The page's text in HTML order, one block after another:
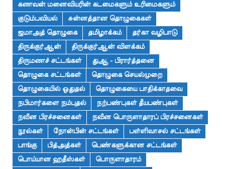
கணவன் மனைவியரின் கடமைகளும் உரிமைகளும்
குடும்பவியல்
சுன்னத்தான தொழுகைகள்
ஜமாஅத் தொழுகை
தமிழாக்கம்
தர்கா வழிபாடு
திருக்குர்ஆன்
திருக்குர்ஆன் விளக்கம்
திருமணச் சட்டங்கள்
துஆ - பிரார்த்தனை
தொழுகை சட்டங்கள்
தொழுகை செயல்முறை
தொழுகையில் ஓதுதல்
தொழுகையை பாதிக்காதவை
நபிமார்களை நம்புதல்
நற்பண்புகள் தீயபண்புகள்
நவீன பிரச்சனைகள்
நவீன பொருளாதாரப் பிரச்சனைகள்
நூல்கள்
நோன்பின் சட்டங்கள்
பள்ளிவாசல் சட்டங்கள்
பாங்கு
பித்அத்கள்
பெண்களுக்கான சட்டங்கள்
பொய்யான ஹதீஸ்கள்
பொருளாதாரம்